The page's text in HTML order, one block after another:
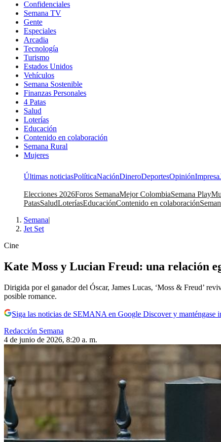
Confidenciales
Semana TV
Gente
Especiales
Arcadia
Tecnología
Turismo
Estados Unidos
Vehículos
Semana Sostenible
Finanzas Personales
4 Patas
Salud
Loterías
Educación
Contenido en colaboración
Semana Rural
Mujeres
Últimas noticiasPolíticaNaciónDineroDeportesOpiniónImpresa
Elecciones 2026Foros SemanaMejor ColombiaSemana Play
PatasSaludLoteríasEducaciónContenido en colaboración
Semana|
Jet Set
Cine
Kate Moss y Lucian Freud: una relación
Dirigida por el ganador del Óscar, James Lucas, ‘Moss & Freud’
posible romance.
Siga las noticias de SEMANA en Google Discover y manténgase
Redacción Semana
4 de junio de 2026, 8:20 a. m.